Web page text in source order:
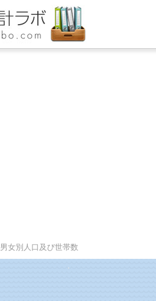
男女別人口及び世帯数